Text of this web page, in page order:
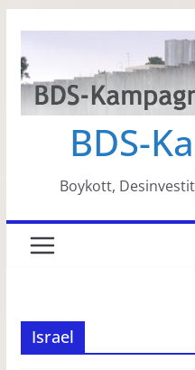
springen
BDS-
Boykott,
Israel